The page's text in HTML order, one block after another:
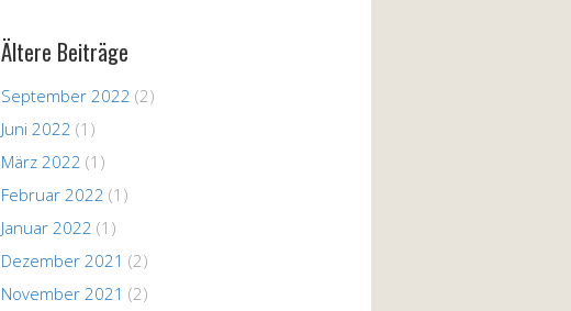
Ältere Beiträge
September 2022 (2)
Juni 2022 (1)
März 2022 (1)
Februar 2022 (1)
Januar 2022 (1)
Dezember 2021 (2)
November 2021 (2)